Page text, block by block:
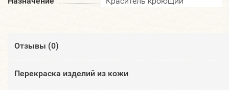
Отзывы (0)
​Перекраска изделий из кожи